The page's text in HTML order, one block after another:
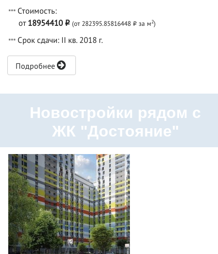
Стоимость:
от18954410 o (от 282395.85816448 o за м2)
Срок сдачи: II кв. 2018 г.
Подробнее
Новостройки рядом с
ЖК "Достояние"